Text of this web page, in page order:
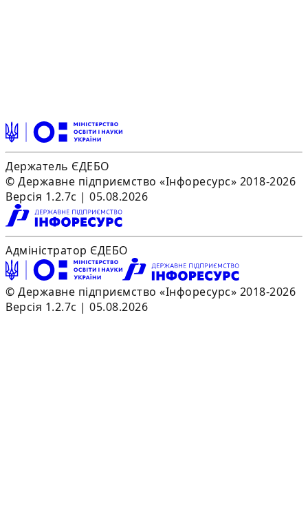
Держатель ЄДЕБО
© Державне підприємство «Інфоресурс» 2018-2026
Версія 1.2.7c | 05.08.2026
Адміністратор ЄДЕБО
© Державне підприємство «Інфоресурс» 2018-2026
Версія 1.2.7c | 05.08.2026